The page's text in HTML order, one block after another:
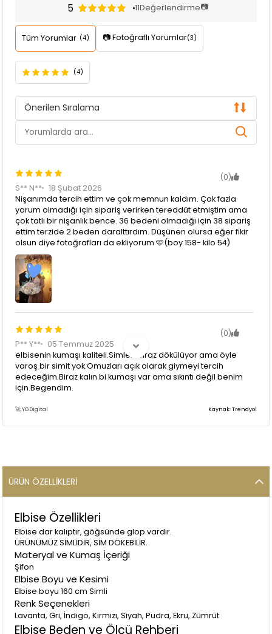
5 11Değerlendirme📷
Tüm Yorumlar (4) 📷 Fotoğraflı Yorumlar(3)
(4)
Önerilen Sıralama
(0)
S** N**
18 Şubat 2026
Nişanımda tercih ettim ve çok memnun kaldım. Çok fazla
yorum olmadığı için sipariş verirken tereddüt etmiştim ama
çok tatlı bir nişanlık bence. 36 bedeni olmadığı için 38 sipariş
ettim terzide 2 beden daralttırdım. Düşünen olursa eğer fikir
olsun diye fotoğrafları da ekliyorum 🩷(boy 158- kilo 54)
(0)
P** Y**
05 Temmuz 2025
elbisenin kumaşı kaliteli.Simleri biraz dökülüyor ama öyle
varoş bir simit yok.Omuzları açık olarak giymeyi tercih
edeceğim.Biraz kalın bi kumaşı var ama sıkıntı değil benim
için.Begendim.
(0)
E** S**
25 Mart 2024
cok guzel ve kaliteli bir beden büyük aldım tam oldu sadece
fermuari takılıyor ama sorun değil alter partim de giydim ışıl
ışıl
🚀 YGDigital Kaynak: Trendyol
ÜRÜN ÖZELLIKLERI
Elbise Özellikleri
Elbise dar kalıptır, göğsünde glop vardır.
ÜRÜNÜMÜZ SİMLİDİR, SİM DÖKEBİLİR.
Materyal ve Kumaş İçeriği
Şifon
Elbise Boyu ve Kesimi
Elbise boyu 160 cm Simli
Renk Seçenekleri
Lavanta, Gri, İndigo, Kırmızı, Siyah, Pudra, Ekru, Zümrüt
Elbise Beden ve Ölçü Rehberi